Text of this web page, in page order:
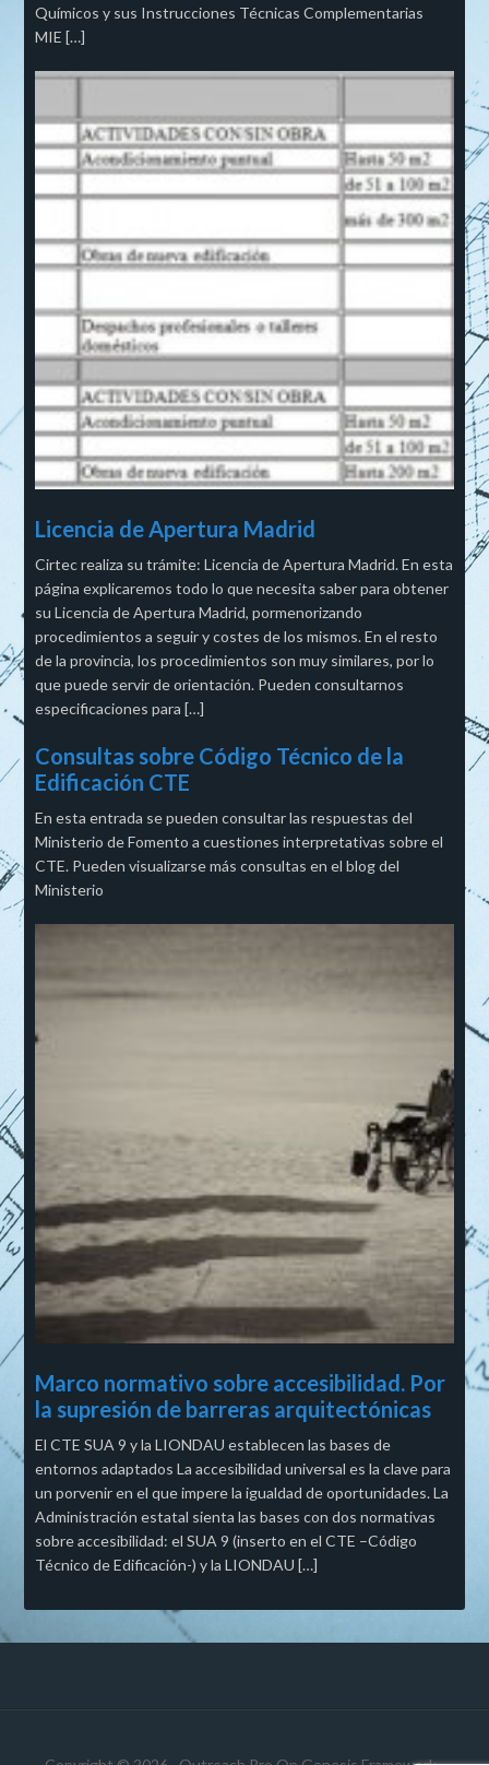
Químicos y sus Instrucciones Técnicas Complementarias
MIE […]
Licencia de Apertura Madrid
Cirtec realiza su trámite: Licencia de Apertura Madrid. En esta
página explicaremos todo lo que necesita saber para obtener
su Licencia de Apertura Madrid, pormenorizando
procedimientos a seguir y costes de los mismos. En el resto
de la provincia, los procedimientos son muy similares, por lo
que puede servir de orientación. Pueden consultarnos
especificaciones para […]
Consultas sobre Código Técnico de la
Edificación CTE
En esta entrada se pueden consultar las respuestas del
Ministerio de Fomento a cuestiones interpretativas sobre el
CTE. Pueden visualizarse más consultas en el blog del
Ministerio
Marco normativo sobre accesibilidad. Por
la supresión de barreras arquitectónicas
El CTE SUA 9 y la LIONDAU establecen las bases de
entornos adaptados La accesibilidad universal es la clave para
un porvenir en el que impere la igualdad de oportunidades. La
Administración estatal sienta las bases con dos normativas
sobre accesibilidad: el SUA 9 (inserto en el CTE –Código
Técnico de Edificación-) y la LIONDAU […]